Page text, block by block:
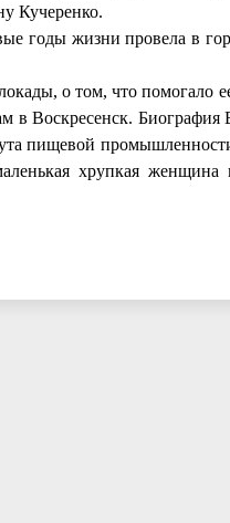
Кучеренко.
годы жизни провела в
о том, что помогало
в Воскресенск.
пищевой
хрупкая